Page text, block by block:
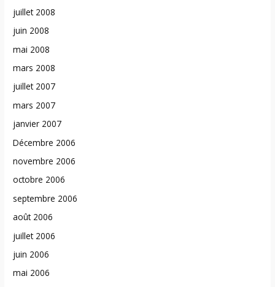
juillet 2008
juin 2008
mai 2008
mars 2008
juillet 2007
mars 2007
janvier 2007
Décembre 2006
novembre 2006
octobre 2006
septembre 2006
août 2006
juillet 2006
juin 2006
mai 2006